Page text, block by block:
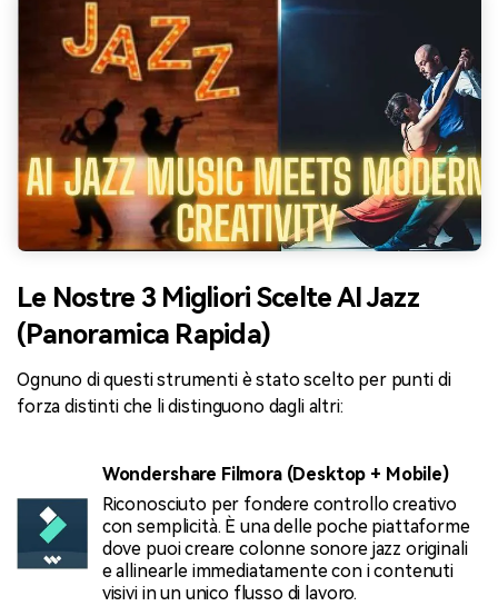
Le Nostre 3 Migliori Scelte AI Jazz
(Panoramica Rapida)
Ognuno di questi strumenti è stato scelto per punti di
forza distinti che li distinguono dagli altri:
Wondershare Filmora (Desktop + Mobile)
Riconosciuto per fondere controllo creativo
con semplicità. È una delle poche piattaforme
dove puoi creare colonne sonore jazz originali
e allinearle immediatamente con i contenuti
visivi in un unico flusso di lavoro.